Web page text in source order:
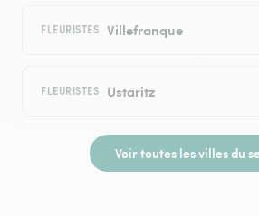
FLEURISTES Villefranque
FLEURISTES Ustaritz
Voir toutes les villes du